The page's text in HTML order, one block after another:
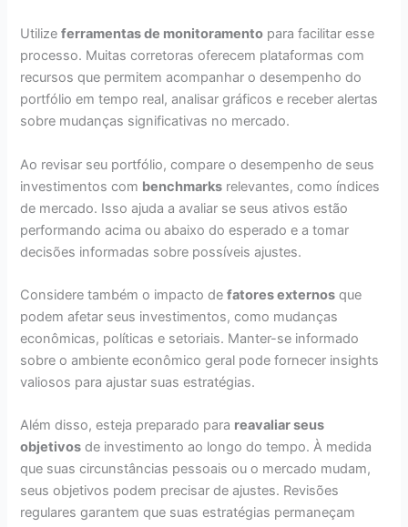
Utilizeferramentas de monitoramento para facilitar esse
processo. Muitas corretoras oferecem plataformas com
recursos que permitem acompanhar o desempenho do
portfólio em tempo real, analisar gráficos e receber alertas
sobre mudanças significativas no mercado.
Ao revisar seu portfólio, compare o desempenho de seus
investimentos com benchmarks relevantes, como índices
de mercado. Isso ajuda a avaliar se seus ativos estão
performando acima ou abaixo do esperado e a tomar
decisões informadas sobre possíveis ajustes.
Considere também o impacto defatores externos que
podem afetar seus investimentos, como mudanças
econômicas, políticas e setoriais. Manter-se informado
sobre o ambiente econômico geral pode fornecer insights
valiosos para ajustar suas estratégias.
Além disso, esteja preparado para reavaliar seus
objetivos de investimento ao longo do tempo. À medida
que suas circunstâncias pessoais ou o mercado mudam,
seus objetivos podem precisar de ajustes. Revisões
regulares garantem que suas estratégias permaneçam